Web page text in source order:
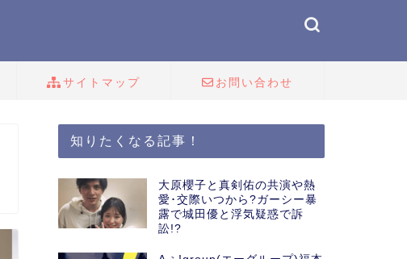
サイトマップ お問い合わせ
知りたくなる記事！
大原櫻子と真剣佑の共演や熱
愛･交際いつから?ガーシー暴
露で城田優と浮気疑惑で訴
訟!?